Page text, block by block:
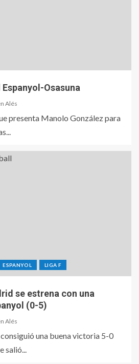
Osasuna
Alés
presenta Manolo González para
ESPANYOL LIGA F
se estrena con una
(0-5)
Alés
una buena victoria 5-0
salió...